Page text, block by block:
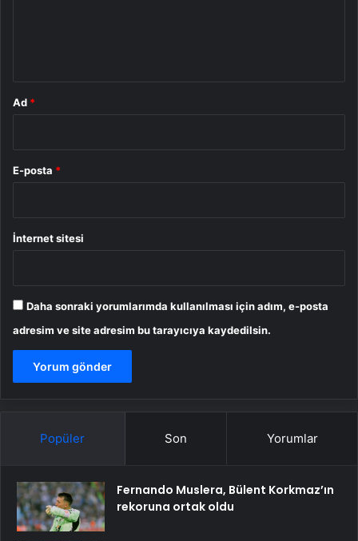
Ad *
E-posta *
İnternet sitesi
Daha sonraki yorumlarımda kullanılması için adım, e-posta
adresim ve site adresim bu tarayıcıya kaydedilsin.
Popüler Son Yorumlar
Fernando Muslera, Bülent Korkmaz’ın
rekoruna ortak oldu